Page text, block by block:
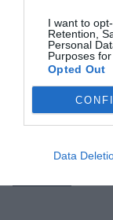
I want to
Retention,
Personal
Purposes
Opted Out
Data
csak